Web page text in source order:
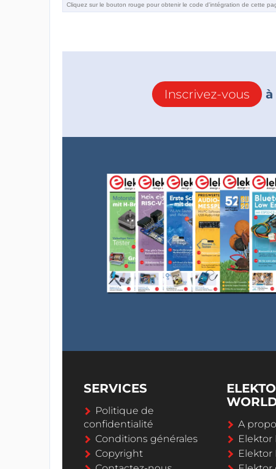
Inscrivez-vous à
SERVICES
Politique de
confidentialité
Conditions générales
Copyright
A
Elektor
Elektor